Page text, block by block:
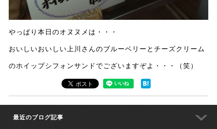
やっぱり本日のオヌヌメは・・・
おいしいおいしい上川さんのブルーベリーとチーズクリーム
のホイップシフォンサンドでございますぞよ・・・（笑）
最近のブログ記事